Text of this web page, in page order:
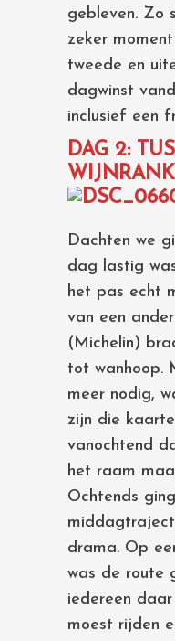
gebleven. Zo
zeker
tweede en
dagwinst
inclusief een
DAG 2:
Dachten we
dag lastig
het pas echt
van een
(Michelin)
tot wanhoop.
meer nodig,
zijn die
vanochtend
het raam
Ochtends
middagtraject
drama. Op
was de route
iedereen
moest rijden